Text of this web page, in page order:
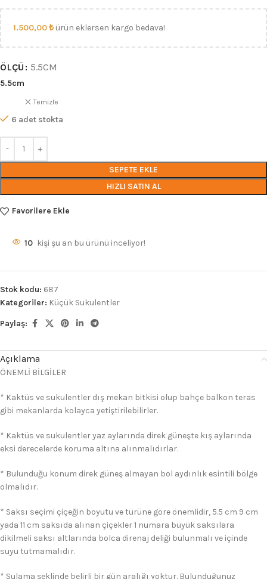
1.500,00₺ ürün eklersen kargo bedava!
ÖLÇÜ 5.5CM
5.5cm
Temizle
6 adet stokta
SEPETE EKLE
HIZLI SATIN AL
Favorilere Ekle
10 kişi şu an bu ürünü inceliyor!
Stok kodu: 687
Kategoriler: Küçük Sukulentler
Paylaş:
Açıklama
ÖNEMLİ BİLGİLER
* Kaktüs ve sukulentler dış mekan bitkisi olup bahçe balkon teras
gibi mekanlarda kolayca yetiştirilebilirler.
* Kaktüs ve sukulentler yaz aylarında direk güneşte kış aylarında
eksi derecelerde koruma altına alınmalıdırlar.
* Bulunduğu konum direk güneş almayan bol aydınlık esintili bölge
olmalıdır.
* Saksı seçimi çiçeğin boyutu ve türüne göre önemlidir, 5.5 cm 9 cm
yada 11 cm saksıda alınan çiçekler 1 numara büyük saksılara
dikilmeli saksı altlarında bolca direnaj deliği bulunmalı ve içinde
suyu tutmamalıdır.
* Sulama şeklinde belirli bir gün aralığı yoktur. Bulunduğunuz